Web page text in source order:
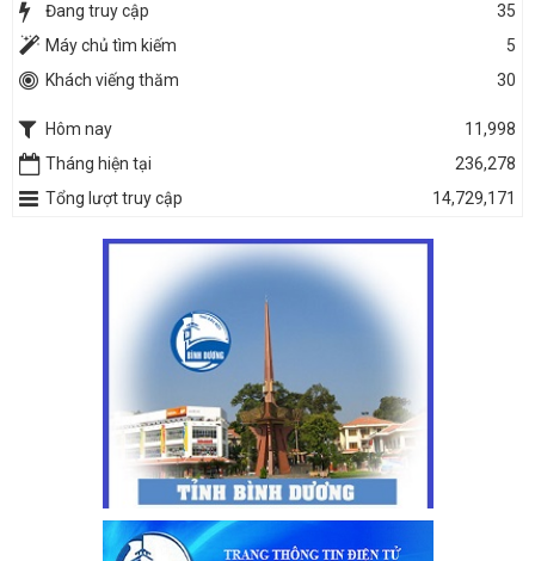
Đang truy cập
35
Máy chủ tìm kiếm
5
Khách viếng thăm
30
Hôm nay
11,998
Tháng hiện tại
236,278
Tổng lượt truy cập
14,729,171